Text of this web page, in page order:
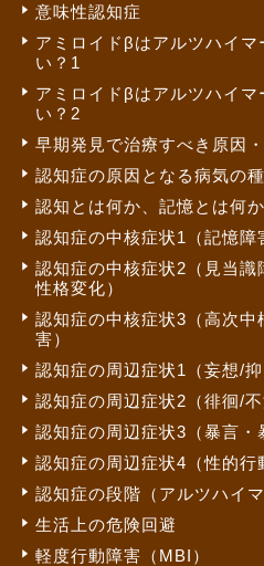
意味性認知症
アミロイドβはアルツハイ
い？1
アミロイドβはアルツハイ
い？2
早期発見で治療すべき原因
認知症の原因となる病気の種
認知とは何か、記憶とは何か
認知症の中核症状1（記憶障
認知症の中核症状2（見当
性格変化）
認知症の中核症状3（高次
害）
認知症の周辺症状1（妄想/抑
認知症の周辺症状2（徘徊/
認知症の周辺症状3（暴言・
認知症の周辺症状4（性的行
認知症の段階（アルツハイマ
生活上の危険回避
軽度行動障害（MBI）